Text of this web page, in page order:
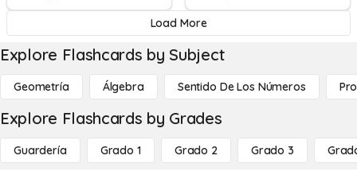
Load More
Explore Flashcards by Subject
Geometría Álgebra Sentido De Los Números
Explore Flashcards by Grades
Guardería Grado 1 Grado 2 Grado 3